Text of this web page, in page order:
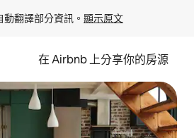
動翻譯部分資訊。 顯示原文
在 Airbnb 上分享你的房源